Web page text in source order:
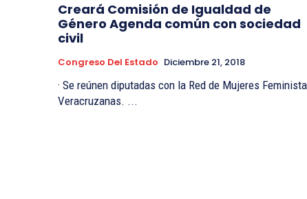
Creará Comisión de Igualdad de
Género Agenda común con sociedad
civil
Congreso Del Estado Diciembre 21, 2018
· Se reúnen diputadas con la Red de Mujeres Feministas
Veracruzanas. ...